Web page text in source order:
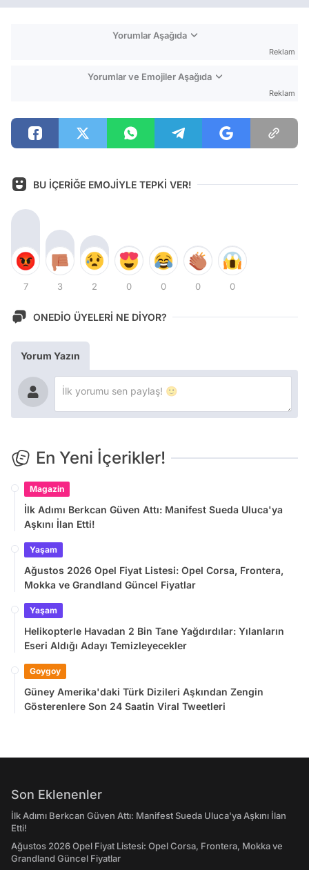
Yorumlar Aşağıda
Reklam
Yorumlar ve Emojiler Aşağıda
Reklam
BU İÇERİĞE EMOJİYLE TEPKİ VER!
7 3 2 0 0 0 0
ONEDİO ÜYELERİ NE DİYOR?
Yorum Yazın
En Yeni İçerikler!
Magazin
İlk Adımı Berkcan Güven Attı: Manifest Sueda Uluca'ya
Aşkını İlan Etti!
Yaşam
Ağustos 2026 Opel Fiyat Listesi: Opel Corsa, Frontera,
Mokka ve Grandland Güncel Fiyatlar
Yaşam
Helikopterle Havadan 2 Bin Tane Yağdırdılar: Yılanların
Eseri Aldığı Adayı Temizleyecekler
Goygoy
Güney Amerika'daki Türk Dizileri Aşkından Zengin
Gösterenlere Son 24 Saatin Viral Tweetleri
Son Eklenenler
İlk Adımı Berkcan Güven Attı: Manifest Sueda Uluca'ya Aşkını İlan
Etti!
Ağustos 2026 Opel Fiyat Listesi: Opel Corsa, Frontera, Mokka ve
Grandland Güncel Fiyatlar